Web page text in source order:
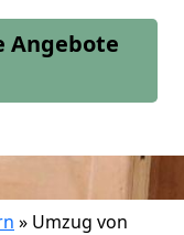
Angebote
» Umzug von